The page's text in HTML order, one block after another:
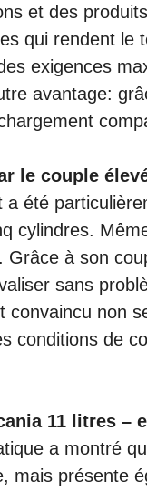
et des
qui rendent le
exigences
avantage:
le couple
a été
cylindres.
Grâce à son
sans
convaincu non
conditions de
11 litres –
a montré
mais présente